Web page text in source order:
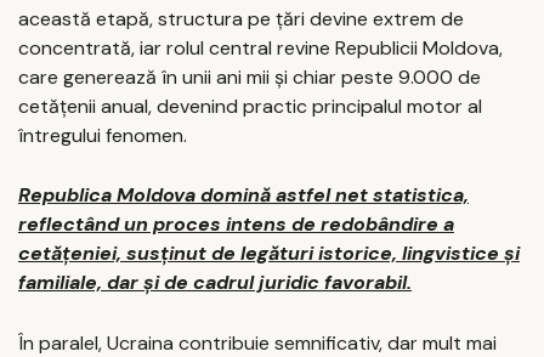
această etapă, structura pe țări devine extrem de
concentrată, iar rolul central revine Republicii Moldova,
care generează în unii ani mii și chiar peste 9.000 de
cetățenii anual, devenind practic principalul motor al
întregului fenomen.
Republica Moldova domină astfel net statistica,
reflectând un proces intens de redobândire a
cetățeniei, susținut de legături istorice, lingvistice și
familiale, dar și de cadrul juridic favorabil.
În paralel, Ucraina contribuie semnificativ, dar mult mai